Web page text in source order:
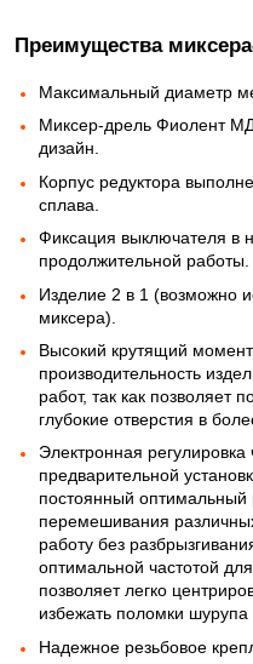
Преимущества
Максимальный диаметр
Миксер-дрель Фиолент
дизайн.
Корпус редуктора
сплава.
Фиксация выключателя в
продолжительной работы.
Изделие 2 в 1 (возможно
миксера).
Высокий крутящий
производительность
работ, так как позволяет
глубокие отверстия в
Электронная
предварительной
постоянный
перемешивания
работу без
оптимальной частотой
позволяет легко
избежать поломки
Надежное резьбовое